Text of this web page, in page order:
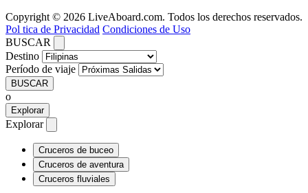
Copyright © 2026 LiveAboard.com. Todos los derechos reservados.
Pol tica de Privacidad Condiciones de Uso
BUSCAR
Destino
Período de viaje
BUSCAR
o
Explorar
Explorar
Cruceros de buceo
Cruceros de aventura
Cruceros fluviales